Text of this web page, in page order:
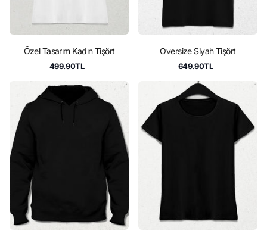
Özel Tasarım Kadın Tişört
499.90TL
Oversize Siyah Tişört
649.90TL